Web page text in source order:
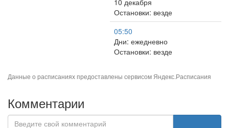
10 декабря
Остановки: везде
05:50
Дни: ежедневно
Остановки: везде
Данные о расписаниях предоставлены сервисом Яндекс.Расписания
Комментарии